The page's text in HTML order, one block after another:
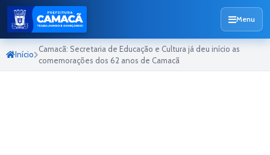
Menu
Início
Camacã: Secretaria de Educação e Cultura já deu início as
comemorações dos 62 anos de Camacã